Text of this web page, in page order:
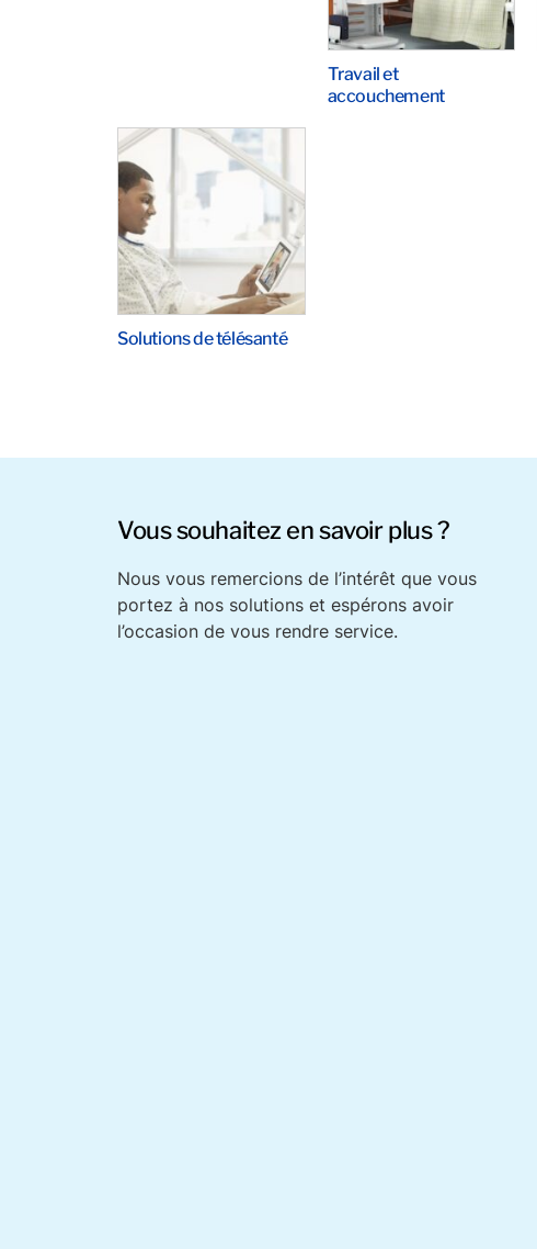
Travail et
accouchement
Solutions de télésanté
Vous souhaitez en savoir plus ?
Nous vous remercions de l’intérêt que vous
portez à nos solutions et espérons avoir
l’occasion de vous rendre service.